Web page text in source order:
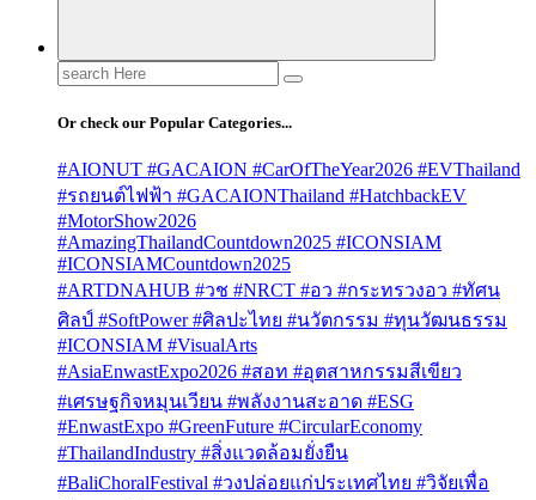
Search
for:
Or check our Popular Categories...
#AIONUT #GACAION #CarOfTheYear2026 #EVThailand
#รถยนต์ไฟฟ้า #GACAIONThailand #HatchbackEV
#MotorShow2026
#AmazingThailandCountdown2025 #ICONSIAM
#ICONSIAMCountdown2025
#ARTDNAHUB #วช #NRCT #อว #กระทรวงอว #ทัศน
ศิลป์ #SoftPower #ศิลปะไทย #นวัตกรรม #ทุนวัฒนธรรม
#ICONSIAM #VisualArts
#AsiaEnwastExpo2026 #สอท #อุตสาหกรรมสีเขียว
#เศรษฐกิจหมุนเวียน #พลังงานสะอาด #ESG
#EnwastExpo #GreenFuture #CircularEconomy
#ThailandIndustry #สิ่งแวดล้อมยั่งยืน
#BaliChoralFestival #วงปล่อยแก่ประเทศไทย #วิจัยเพื่อ